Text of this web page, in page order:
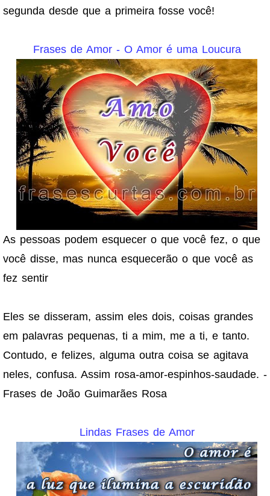
segunda desde que a primeira fosse você!
Frases de Amor - O Amor é uma Loucura
As pessoas podem esquecer o que você fez, o que
você disse, mas nunca esquecerão o que você as
fez sentir
Eles se disseram, assim eles dois, coisas grandes
em palavras pequenas, ti a mim, me a ti, e tanto.
Contudo, e felizes, alguma outra coisa se agitava
neles, confusa. Assim rosa-amor-espinhos-saudade. -
Frases de João Guimarães Rosa
Lindas Frases de Amor